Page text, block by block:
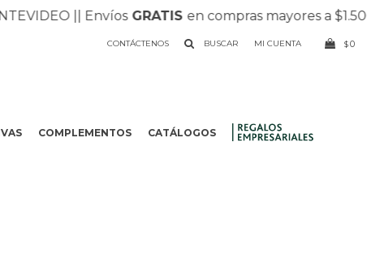
|| EnvíosGRATISen compras mayores a $1.500 ||
COMPLEMENTOS CATÁLOGOS
CONTÁCTENOS $0